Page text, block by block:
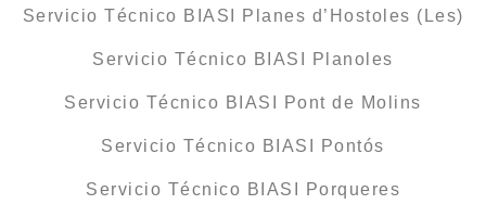
Servicio Técnico BIASI Planes d’Hostoles (Les)
Servicio Técnico BIASI Planoles
Servicio Técnico BIASI Pont de Molins
Servicio Técnico BIASI Pontós
Servicio Técnico BIASI Porqueres